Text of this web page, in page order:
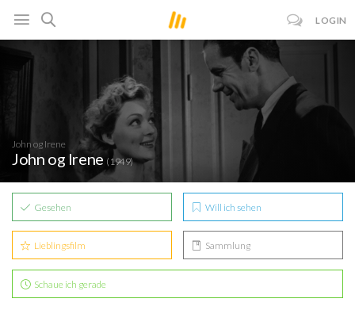
LOGIN
John og Irene
John og Irene(1949)
Gesehen Will ich sehen
Lieblingsfilm Sammlung
Schaue ich gerade